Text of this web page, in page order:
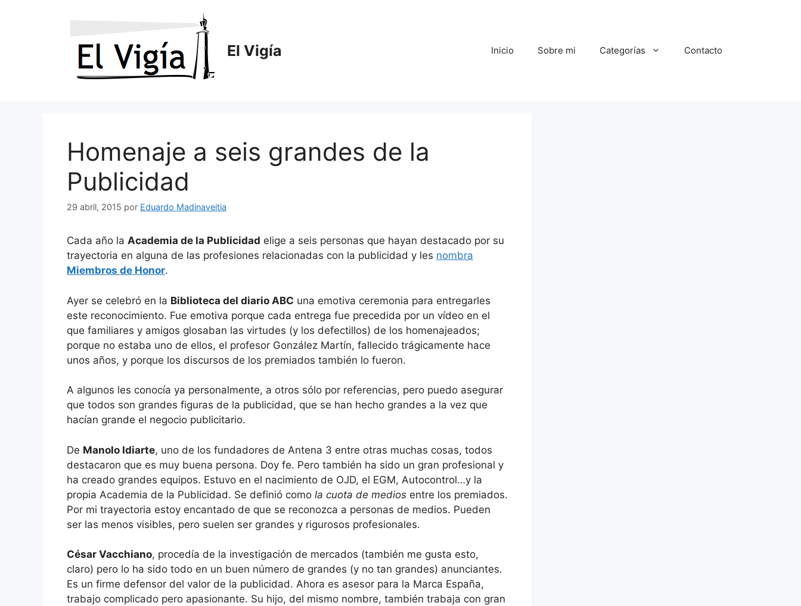
El Vigía Inicio Sobre mi Categorías Contacto
Homenaje a seis grandes de la
Publicidad
29 abril, 2015 por Eduardo Madinaveitia
Cada año la Academia de la Publicidad elige a seis personas que hayan destacado por su
trayectoria en alguna de las profesiones relacionadas con la publicidad y les nombra
Miembros de Honor.
Ayer se celebró en la Biblioteca del diario ABC una emotiva ceremonia para entregarles
este reconocimiento. Fue emotiva porque cada entrega fue precedida por un vídeo en el
que familiares y amigos glosaban las virtudes (y los defectillos) de los homenajeados;
porque no estaba uno de ellos, el profesor González Martín, fallecido trágicamente hace
unos años, y porque los discursos de los premiados también lo fueron.
A algunos les conocía ya personalmente, a otros sólo por referencias, pero puedo asegurar
que todos son grandes figuras de la publicidad, que se han hecho grandes a la vez que
hacían grande el negocio publicitario.
De Manolo Idiarte, uno de los fundadores de Antena 3 entre otras muchas cosas, todos
destacaron que es muy buena persona. Doy fe. Pero también ha sido un gran profesional y
ha creado grandes equipos. Estuvo en el nacimiento de OJD, el EGM, Autocontrol…y la
propia Academia de la Publicidad. Se definió como la cuota de medios entre los premiados.
Por mi trayectoria estoy encantado de que se reconozca a personas de medios. Pueden
ser las menos visibles, pero suelen ser grandes y rigurosos profesionales.
César Vacchiano, procedía de la investigación de mercados (también me gusta esto,
claro) pero lo ha sido todo en un buen número de grandes (y no tan grandes) anunciantes.
Es un firme defensor del valor de la publicidad. Ahora es asesor para la Marca España,
trabajo complicado pero apasionante. Su hijo, del mismo nombre, también trabaja con gran